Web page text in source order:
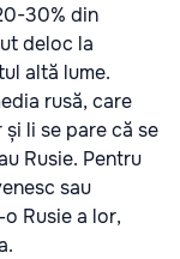
30% din
deloc la
altă lume.
rusă, care
li se pare că se
Rusie. Pentru
sau
Rusie a lor,